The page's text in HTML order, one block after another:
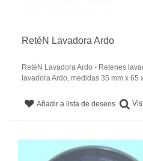
RetéN Lavadora Ardo
RetéN Lavadora Ardo - Retenes
lavadora Ardo, medidas 35 mm x 65
Añadir a lista de deseos